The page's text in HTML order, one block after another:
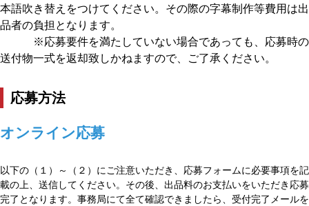
本語吹き替えをつけてください。その際の字幕制作等費用は出
品者の負担となります。
※応募要件を満たしていない場合であっても、応募時の
送付物一式を返却致しかねますので、ご了承ください。
応募方法
オンライン応募
以下の（１）～（２）にご注意いただき、応募フォームに必要事項を記
載の上、送信してください。その後、出品料のお支払いをいただき応募
完了となります。事務局にて全て確認できましたら、受付完了メールを